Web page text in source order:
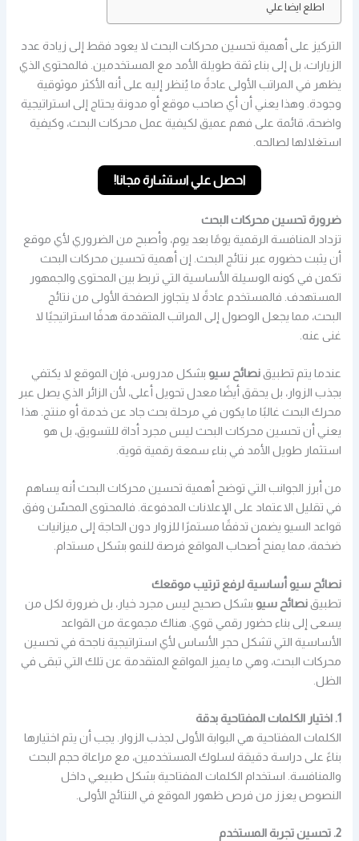
اطلع ايضا علي
التركيز على أهمية تحسين محركات البحث لا يعود فقط إلى زيادة عدد
الزيارات، بل إلى بناء ثقة طويلة الأمد مع المستخدمين. فالمحتوى الذي
يظهر في المراتب الأولى عادةً ما يُنظر إليه على أنه الأكثر موثوقية
وجودة. وهذا يعني أن أي صاحب موقع أو مدونة يحتاج إلى استراتيجية
واضحة، قائمة على فهم عميق لكيفية عمل محركات البحث، وكيفية
استغلالها لصالحه.
احصل علي استشارة مجانا!
ضرورة تحسين محركات البحث
تزداد المنافسة الرقمية يومًا بعد يوم، وأصبح من الضروري لأي موقع
أن يثبت حضوره عبر نتائج البحث. إن أهمية تحسين محركات البحث
تكمن في كونه الوسيلة الأساسية التي تربط بين المحتوى والجمهور
المستهدف. فالمستخدم عادةً لا يتجاوز الصفحة الأولى من نتائج
البحث، مما يجعل الوصول إلى المراتب المتقدمة هدفًا استراتيجيًا لا
غنى عنه.
عندما يتم تطبيقنصائح سيو بشكل مدروس، فإن الموقع لا يكتفي
بجذب الزوار، بل يحقق أيضًا معدل تحويل أعلى، لأن الزائر الذي يصل عبر
محرك البحث غالبًا ما يكون في مرحلة بحث جاد عن خدمة أو منتج. هذا
يعني أن تحسين محركات البحث ليس مجرد أداة للتسويق، بل هو
استثمار طويل الأمد في بناء سمعة رقمية قوية.
من أبرز الجوانب التي توضح أهمية تحسين محركات البحث أنه يساهم
في تقليل الاعتماد على الإعلانات المدفوعة. فالمحتوى المحسّن وفق
قواعد السيو يضمن تدفقًا مستمرًا للزوار دون الحاجة إلى ميزانيات
ضخمة، مما يمنح أصحاب المواقع فرصة للنمو بشكل مستدام.
نصائح سيو أساسية لرفع ترتيب موقعك
تطبيقنصائح سيو بشكل صحيح ليس مجرد خيار، بل ضرورة لكل من
يسعى إلى بناء حضور رقمي قوي. هناك مجموعة من القواعد
الأساسية التي تشكل حجر الأساس لأي استراتيجية ناجحة في تحسين
محركات البحث، وهي ما يميز المواقع المتقدمة عن تلك التي تبقى في
الظل.
1. اختيار الكلمات المفتاحية بدقة
الكلمات المفتاحية هي البوابة الأولى لجذب الزوار. يجب أن يتم اختيارها
بناءً على دراسة دقيقة لسلوك المستخدمين، مع مراعاة حجم البحث
والمنافسة. استخدام الكلمات المفتاحية بشكل طبيعي داخل
النصوص يعزز من فرص ظهور الموقع في النتائج الأولى.
2. تحسين تجربة المستخدم